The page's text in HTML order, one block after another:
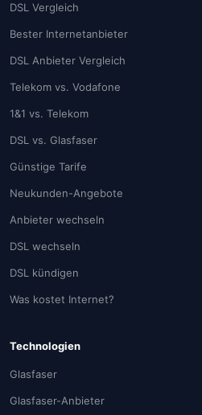
DSL Vergleich
Bester Internetanbieter
DSL Anbieter Vergleich
Telekom vs. Vodafone
1&1 vs. Telekom
DSL vs. Glasfaser
Günstige Tarife
Neukunden-Angebote
Anbieter wechseln
DSL wechseln
DSL kündigen
Was kostet Internet?
Technologien
Glasfaser
Glasfaser-Anbieter